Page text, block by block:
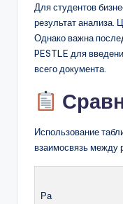
Для студентов
результат анализа.
Однако важна
PESTLE для
всего документа.
Использование
взаимосвязь между
Ра